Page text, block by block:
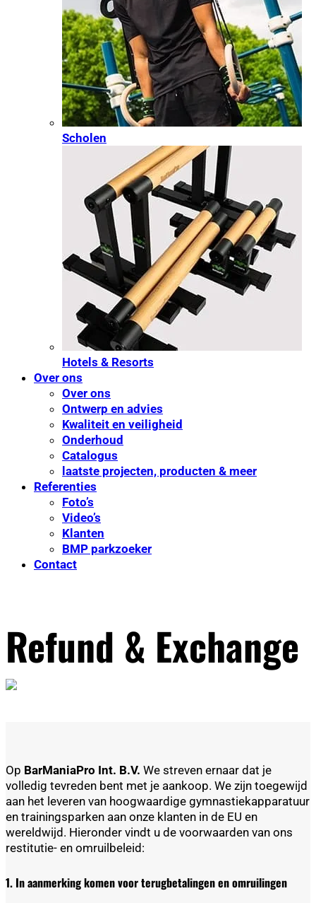
Scholen
Hotels & Resorts
Over ons
Over ons
Ontwerp en advies
Kwaliteit en veiligheid
Onderhoud
Catalogus
laatste projecten, producten & meer
Referenties
Foto’s
Video’s
Klanten
BMP parkzoeker
Contact
Refund & Exchange
Op BarManiaPro Int. B.V. We streven ernaar dat je
volledig tevreden bent met je aankoop. We zijn toegewijd
aan het leveren van hoogwaardige gymnastiekapparatuur
en trainingsparken aan onze klanten in de EU en
wereldwijd. Hieronder vindt u de voorwaarden van ons
restitutie- en omruilbeleid:
1. In aanmerking komen voor terugbetalingen en omruilingen